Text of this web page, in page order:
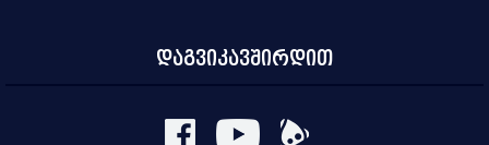
დაგვიკავშირდით